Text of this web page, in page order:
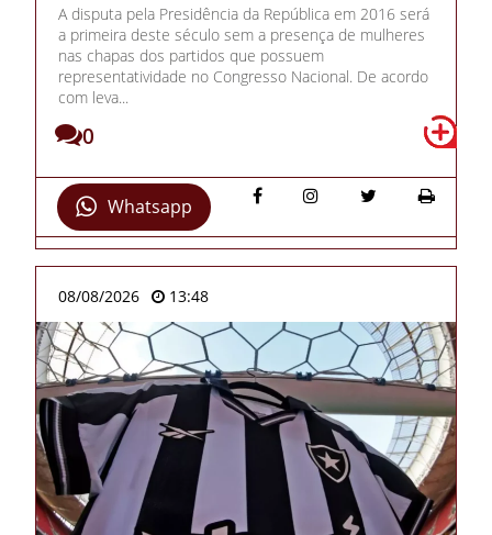
A disputa pela Presidência da República em 2016 será
a primeira deste século sem a presença de mulheres
nas chapas dos partidos que possuem
representatividade no Congresso Nacional. De acordo
com leva...
0
Whatsapp
08/08/2026 13:48